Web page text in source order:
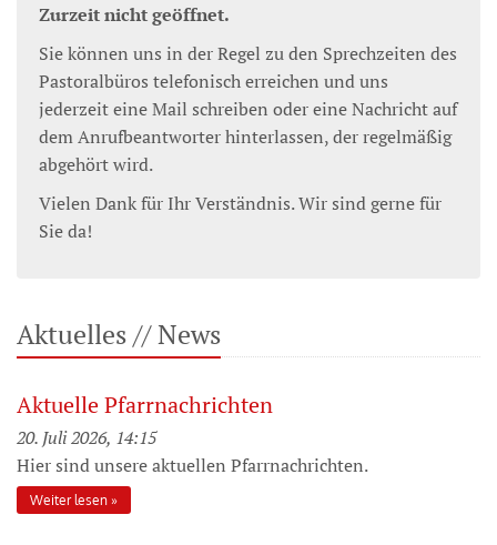
Zurzeit nicht geöffnet.
Sie können uns in der Regel zu den Sprechzeiten des
Pastoralbüros telefonisch erreichen und uns
jederzeit eine Mail schreiben oder eine Nachricht auf
dem Anrufbeantworter hinterlassen, der regelmäßig
abgehört wird.
Vielen Dank für Ihr Verständnis. Wir sind gerne für
Sie da!
Aktuelles // News
Aktuelle Pfarrnachrichten
20. Juli 2026, 14:15
Hier sind unsere aktuellen Pfarrnachrichten.
Weiter lesen